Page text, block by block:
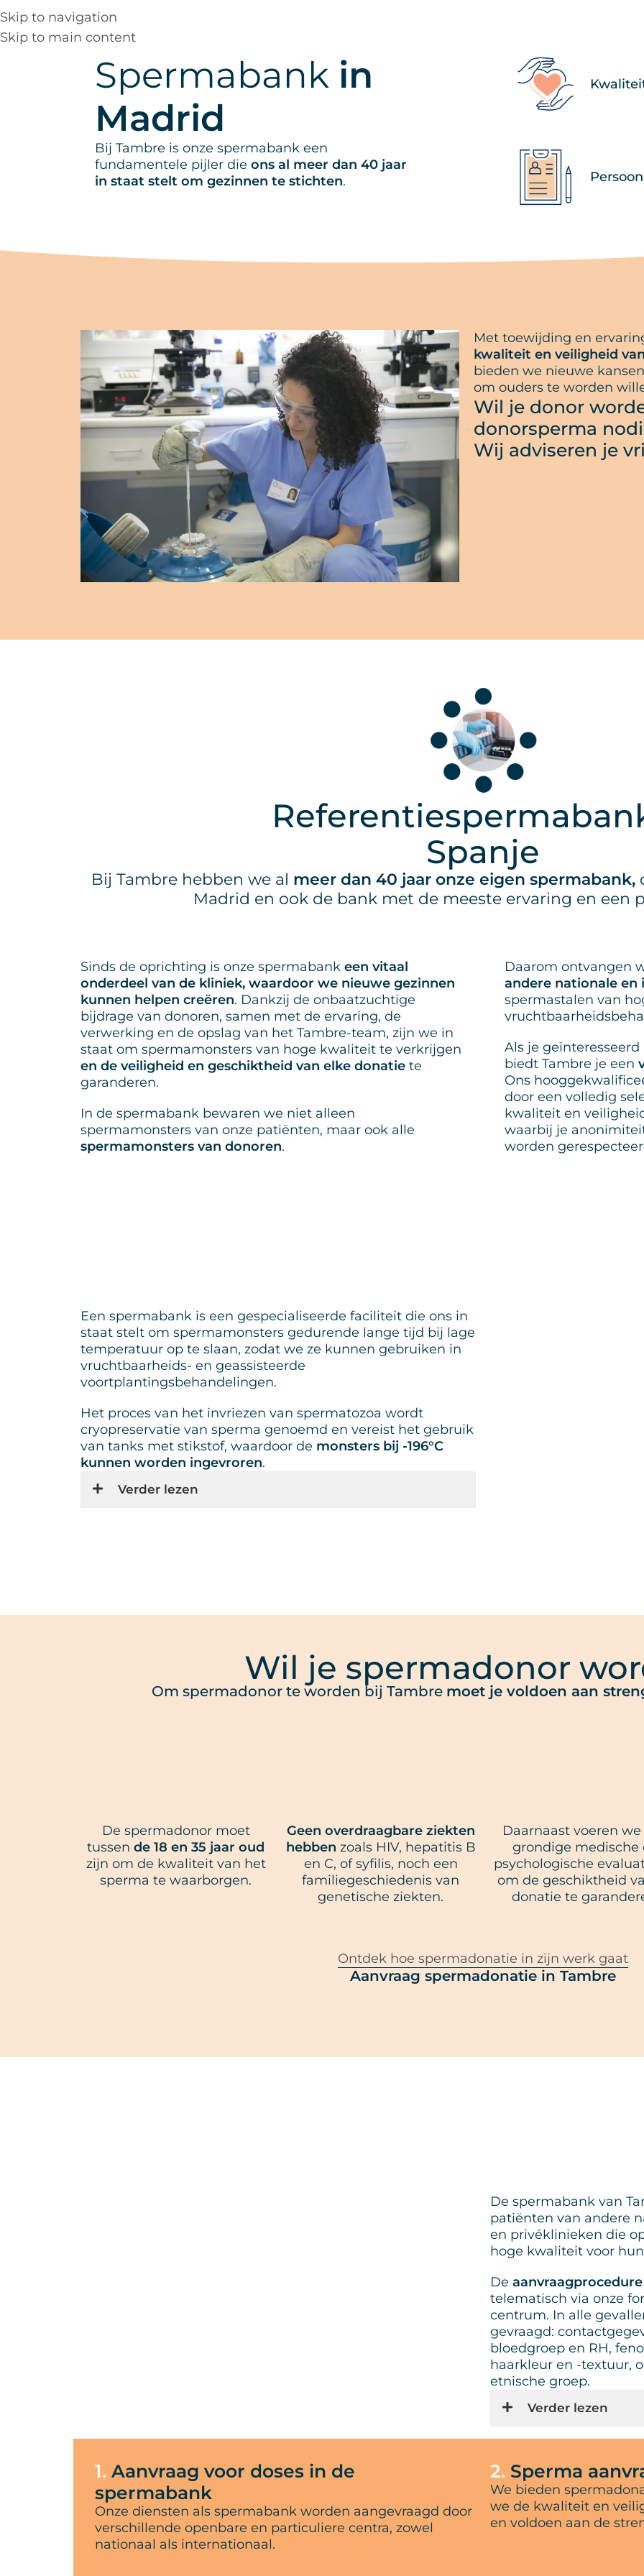
Skip to navigation
Skip to main content
Spermabank in
Madrid
Bij Tambre is onze spermabank een
fundamentele pijler die ons al meer dan 40 jaar
in staat stelt om gezinnen te stichten.
Met toewijding en
kwaliteit en veiligheid
bieden we nieuwe
om ouders te worden
Wil je donor
donorsperma
Wij adviseren je
Spanje
Bij Tambre hebben we al meer dan 40 jaar onze eigen spermabank,
Madrid en ook de bank met de meeste ervaring en een
Sinds de oprichting is onze spermabank een vitaal
onderdeel van de kliniek, waardoor we nieuwe gezinnen
kunnen helpen creëren. Dankzij de onbaatzuchtige
bijdrage van donoren, samen met de ervaring, de
verwerking en de opslag van het Tambre-team, zijn we in
staat om spermamonsters van hoge kwaliteit te verkrijgen
en de veiligheid en geschiktheid van elke donatie te
garanderen.
In de spermabank bewaren we niet alleen
spermamonsters van onze patiënten, maar ook alle
spermamonsters van donoren.
Daarom ontvangen
andere nationale
spermastalen van
Als je
biedt Tambre je een
Ons
door een volledig
kwaliteit en
waarbij je
worden
Een spermabank is een gespecialiseerde faciliteit die ons in
staat stelt om spermamonsters gedurende lange tijd bij lage
temperatuur op te slaan, zodat we ze kunnen gebruiken in
vruchtbaarheids- en geassisteerde
voortplantingsbehandelingen.
Het proces van het invriezen van spermatozoa wordt
cryopreservatie van sperma genoemd en vereist het gebruik
van tanks met stikstof, waardoor de monsters bij -196°C
kunnen worden ingevroren.
Verder lezen
Wil je spermadonor
Om spermadonor te worden bij Tambre moet je voldoen aan
De spermadonor moet
tussen de 18 en 35 jaar oud
zijn om de kwaliteit van het
sperma te waarborgen.
Geen overdraagbare ziekten
hebben zoals HIV, hepatitis B
en C, of syfilis, noch een
familiegeschiedenis van
genetische ziekten.
Daarnaast voeren we
grondige medische
psychologische
om de geschiktheid
donatie te
Ontdek hoe spermadonatie in zijn werk gaat
Aanvraag spermadonatie in Tambre
De spermabank van
patiënten van andere
en privéklinieken die
hoge kwaliteit voor
De aanvraagprocedure
telematisch via onze
centrum. In alle
gevraagd:
bloedgroep en RH,
haarkleur en -textuur,
etnische groep.
Verder lezen
1. Aanvraag voor doses in de
spermabank
Onze diensten als spermabank worden aangevraagd door
verschillende openbare en particuliere centra, zowel
nationaal als internationaal.
2. Sperma
We bieden
we de kwaliteit en
en voldoen aan de